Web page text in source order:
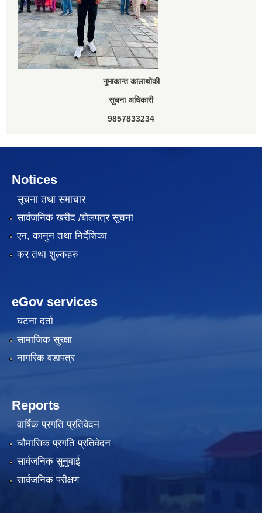
नुमाकान्त कालाथोकी
सूचना अधिकारी
9857833234
Notices
सूचना तथा समाचार
सार्वजनिक खरीद /बोलपत्र सूचना
एन, कानुन तथा निर्देशिका
कर तथा शुल्कहरु
eGov services
घटना दर्ता
सामाजिक सुरक्षा
नागरिक वडापत्र
Reports
वार्षिक प्रगति प्रतिवेदन
चौमासिक प्रगति प्रतिवेदन
सार्वजनिक सुनुवाई
सार्वजनिक परीक्षण